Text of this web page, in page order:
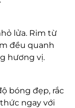
lửa. Rim từ
đều quanh
hương vị.
bóng đẹp, rắc
ngay với